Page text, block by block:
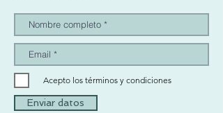
Acepto los términos y condiciones
Enviar datos